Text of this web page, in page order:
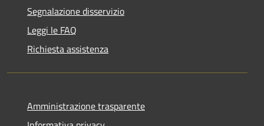
Segnalazione disservizio
Leggi le FAQ
Richiesta assistenza
Amministrazione trasparente